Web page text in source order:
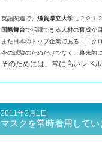
英語関連で、 滋賀県立大学に２０１
国際舞台で活躍できる人材の育成が
また日本のトップ企業であるユニク
今の試験のためだけでなく、将来的
そのためには、常に高いレベ
2011年2月1日
マスクを常時着用してい